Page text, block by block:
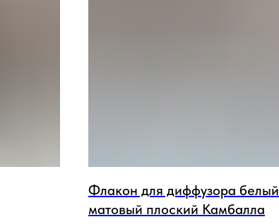
Флакон для диффузора белый
матовый плоский Камбалла